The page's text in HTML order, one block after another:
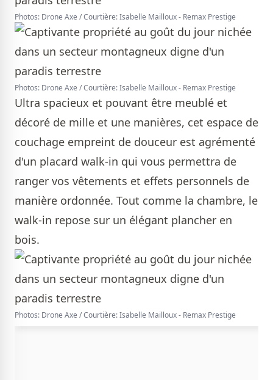
Photos: Drone Axe / Courtière: Isabelle Mailloux - Remax Prestige
Photos: Drone Axe / Courtière: Isabelle Mailloux - Remax Prestige
Ultra spacieux et pouvant être meublé et
décoré de mille et une manières, cet espace de
couchage empreint de douceur est agrémenté
d'un placard walk-in qui vous permettra de
ranger vos vêtements et effets personnels de
manière ordonnée. Tout comme la chambre, le
walk-in repose sur un élégant plancher en
bois.
Photos: Drone Axe / Courtière: Isabelle Mailloux - Remax Prestige